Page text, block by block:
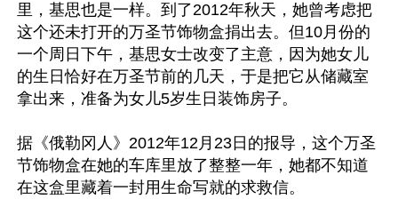
里，基思也是一样。到了2012年秋天，她曾考虑把
这个还未打开的万圣节饰物盒捐出去。但10月份的
一个周日下午，基思女士改变了主意，因为她女儿
的生日恰好在万圣节前的几天，于是把它从储藏室
拿出来，准备为女儿5岁生日装饰房子。
据《俄勒冈人》2012年12月23日的报导，这个万圣
节饰物盒在她的车库里放了整整一年，她都不知道
在这盒里藏着一封用生命写就的求救信。